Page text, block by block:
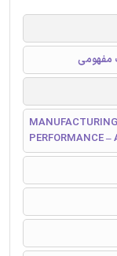
مفهومی
PERFORMANCE –